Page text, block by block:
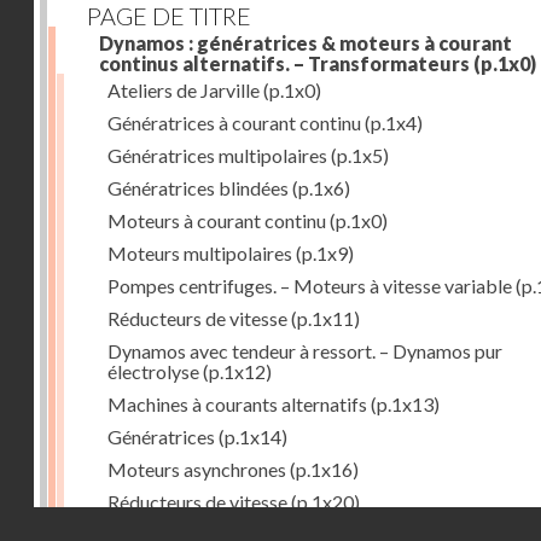
PAGE DE TITRE
Dynamos : génératrices & moteurs à courant
continus alternatifs. – Transformateurs (p.1x0)
Ateliers de Jarville(p.1x0)
Génératrices à courant continu(p.1x4)
Génératrices multipolaires (p.1x5)
Génératrices blindées (p.1x6)
Moteurs à courant continu(p.1x0)
Moteurs multipolaires (p.1x9)
Pompes centrifuges. – Moteurs à vitesse variable
Réducteurs de vitesse(p.1x11)
Dynamos avec tendeur à ressort. – Dynamos pur
électrolyse(p.1x12)
Machines à courants alternatifs (p.1x13)
Génératrices (p.1x14)
Moteurs asynchrones (p.1x16)
Réducteurs de vitesse(p.1x20)